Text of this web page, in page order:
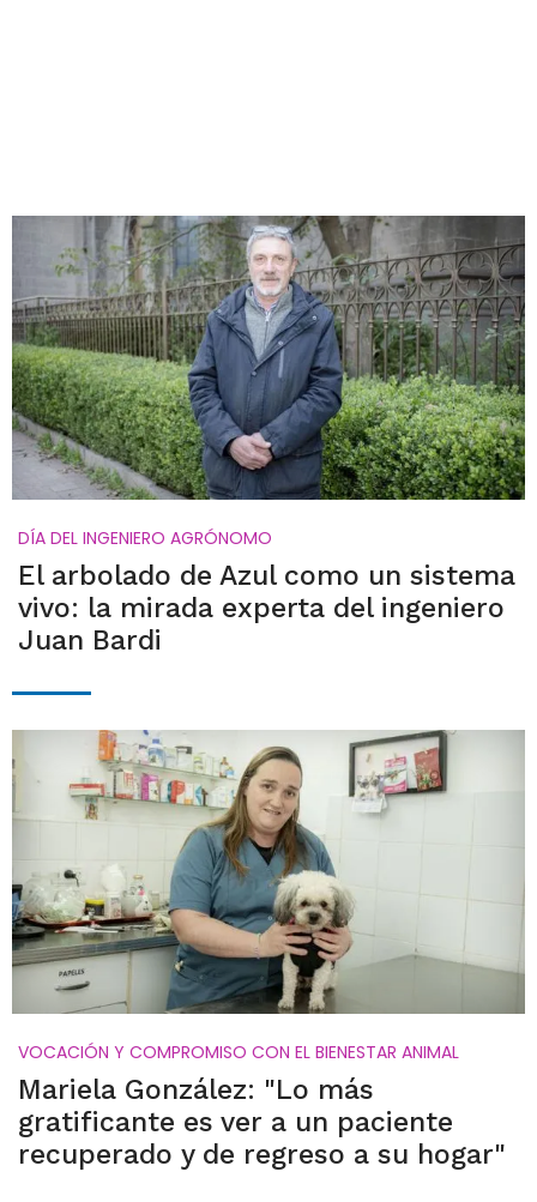
DÍA DEL INGENIERO AGRÓNOMO
El arbolado de Azul como un sistema
vivo: la mirada experta del ingeniero
Juan Bardi
VOCACIÓN Y COMPROMISO CON EL BIENESTAR ANIMAL
Mariela González: "Lo más
gratificante es ver a un paciente
recuperado y de regreso a su hogar"